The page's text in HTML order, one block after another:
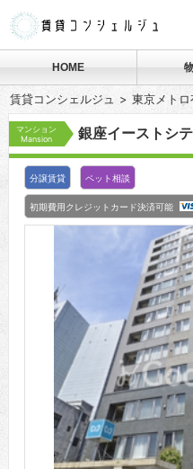
HOME
賃貸コンシェルジュ 東京メトロ
マンション
Mansion
銀座イーストシ
分譲賃貸 ペット相談
初期費用クレジットカード決済可能